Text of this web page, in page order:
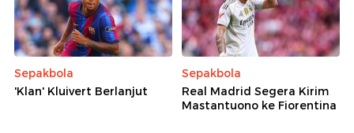
Sepakbola
'Klan' Kluivert Berlanjut
Sepakbola
Real Madrid Segera Kirim
Mastantuono ke Fiorentina